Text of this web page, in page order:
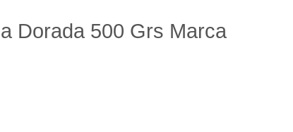
Dorada 500 Grs Marca